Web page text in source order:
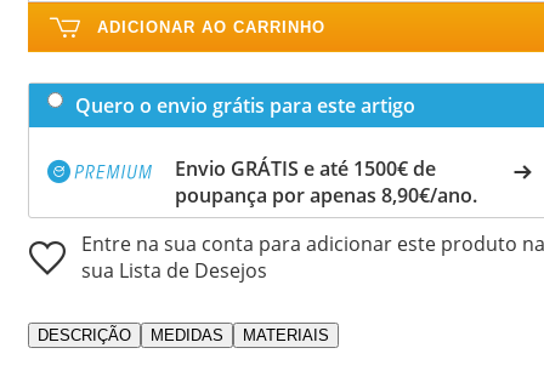
ADICIONAR AO CARRINHO
Quero o envio grátis para este artigo
Envio GRÁTIS e até 1500€ de
poupança por apenas 8,90€/ano.
Entre na sua conta para adicionar este produto na
sua Lista de Desejos
DESCRIÇÃO MEDIDAS MATERIAIS